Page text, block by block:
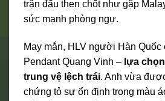
trận đấu then chốt như gặp
sức mạnh phòng ngự.
May mắn, HLV người Hàn Quốc
Pendant Quang Vinh – lựa
trung vệ lệch trái. Anh vừa
chứng tỏ sự ổn định trong màu